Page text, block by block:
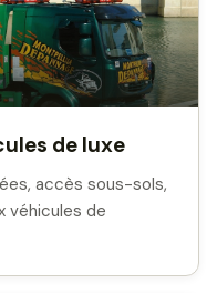
de luxe
accès sous-sols,
véhicules de